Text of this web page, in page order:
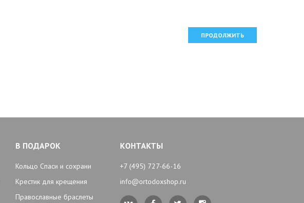
ПРОДОЛЖИТЬ
В ПОДАРОК
Кольцо Спаси и сохрани
Крестик для крещения
Православные браслеты
КОНТАКТЫ
+7 (495) 727-66-16
info@ortodoxshop.ru